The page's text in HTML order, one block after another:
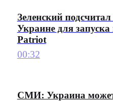
Зеленский
Украине для запуска
Patriot
00:32
СМИ: Украина может